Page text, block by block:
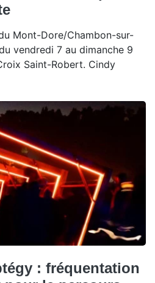
Mont-Dore/Chambon-sur-
vendredi 7 au dimanche 9
Saint-Robert. Cindy
: fréquentation